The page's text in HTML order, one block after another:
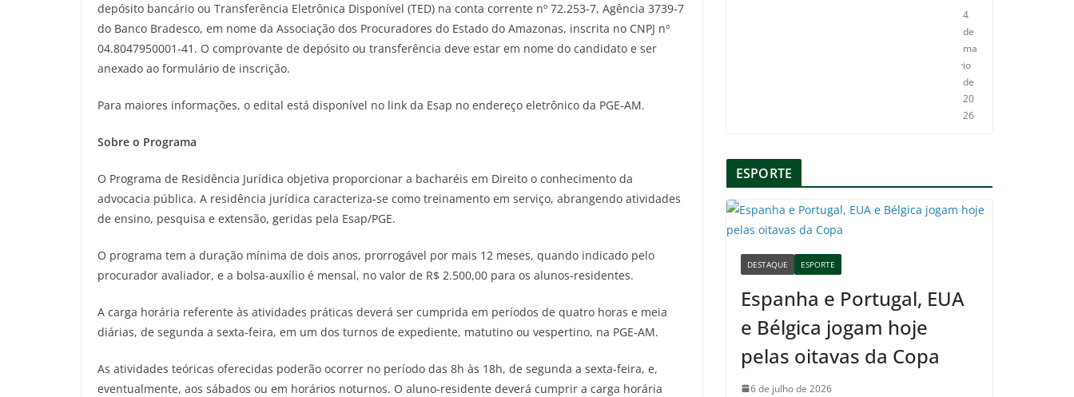
depósito bancário ou Transferência Eletrônica Disponível (TED) na conta corrente nº 72.253-7, Agência 3739-7
do Banco Bradesco, em nome da Associação dos Procuradores do Estado do Amazonas, inscrita no CNPJ nº
04.8047950001-41. O comprovante de depósito ou transferência deve estar em nome do candidato e ser
anexado ao formulário de inscrição.
Para maiores informações, o edital está disponível no link da Esap no endereço eletrônico da PGE-AM.
Sobre o Programa
O Programa de Residência Jurídica objetiva proporcionar a bacharéis em Direito o conhecimento da
advocacia pública. A residência jurídica caracteriza-se como treinamento em serviço, abrangendo atividades
de ensino, pesquisa e extensão, geridas pela Esap/PGE.
O programa tem a duração mínima de dois anos, prorrogável por mais 12 meses, quando indicado pelo
procurador avaliador, e a bolsa-auxílio é mensal, no valor de R$ 2.500,00 para os alunos-residentes.
A carga horária referente às atividades práticas deverá ser cumprida em períodos de quatro horas e meia
diárias, de segunda a sexta-feira, em um dos turnos de expediente, matutino ou vespertino, na PGE-AM.
As atividades teóricas oferecidas poderão ocorrer no período das 8h às 18h, de segunda a sexta-feira, e,
eventualmente, aos sábados ou em horários noturnos. O aluno-residente deverá cumprir a carga horária
4
de
ma
io
de
20
26
ESPORTE
DESTAQUE ESPORTE
Espanha e Portugal, EUA
e Bélgica jogam hoje
pelas oitavas da Copa
6 de julho de 2026